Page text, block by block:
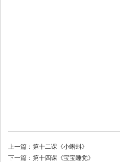
上一篇： 第十二课《小蝌蚪》
下一篇： 第十四课《宝宝睡觉》